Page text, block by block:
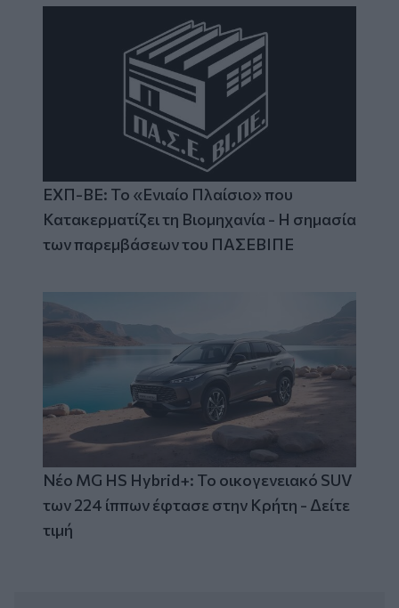
ΕΧΠ-ΒΕ: Το «Ενιαίο Πλαίσιο» που
Κατακερματίζει τη Βιομηχανία - Η σημασία
των παρεμβάσεων του ΠΑΣΕΒΙΠΕ
Νέο MG HS Hybrid+: Το οικογενειακό SUV
των 224 ίππων έφτασε στην Κρήτη - Δείτε
τιμή